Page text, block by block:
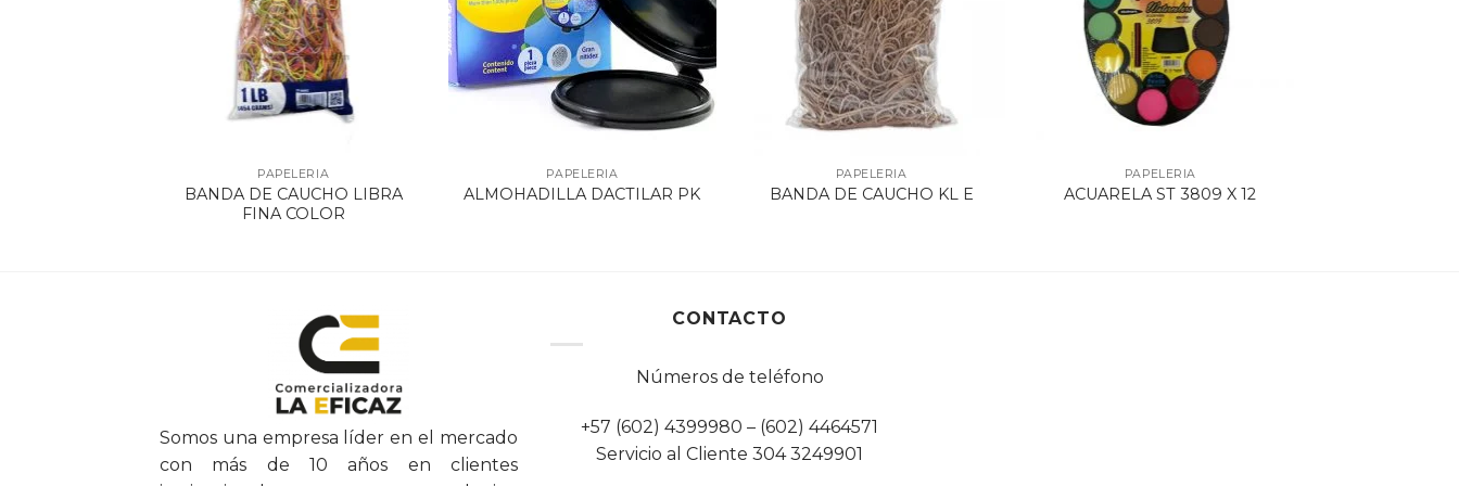
PAPELERIA
BANDA DE CAUCHO LIBRA
FINA COLOR
PAPELERIA
ALMOHADILLA DACTILAR PK
PAPELERIA
BANDA DE CAUCHO KL E
PAPELERIA
ACUARELA ST 3809 X 12
Somos una empresa líder en el mercado
con más de 10 años en clientes
CONTACTO
Números de teléfono
+57 (602) 4399980 – (602) 4464571
Servicio al Cliente 304 3249901